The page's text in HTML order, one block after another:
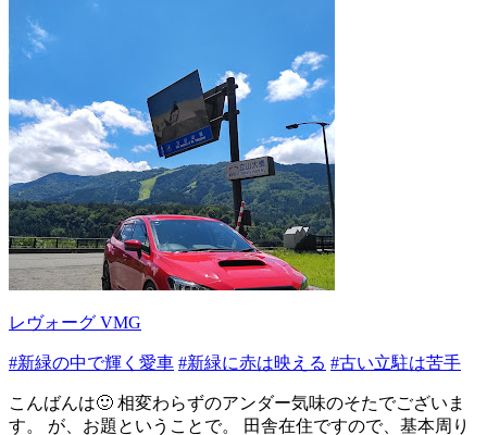
レヴォーグ VMG
#新緑の中で輝く愛車 #新緑に赤は映える #古い立駐は苦手
こんばんは🙂 相変わらずのアンダー気味のそたでございま
す。 が、お題ということで。 田舎在住ですので、基本周り